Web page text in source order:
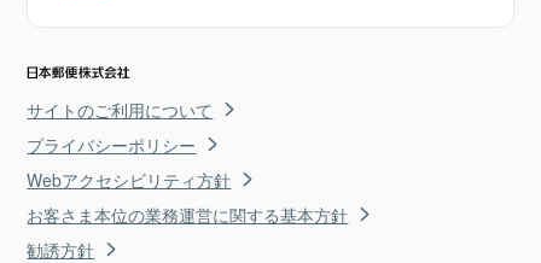
サイトのご利用について
プライバシーポリシー
Webアクセシビリティ方針
お客さま本位の業務運営に関する基本方針
勧誘方針